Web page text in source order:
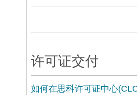
许可证交付
如何在思科许可证中心